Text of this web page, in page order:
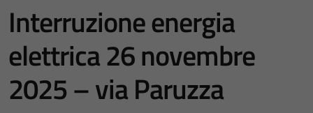
Interruzione energia
elettrica 26 novembre
2025 – via Paruzza